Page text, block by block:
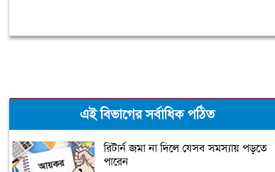
এই বিভাগের সর্বাধিক পঠিত
রিটার্ন জমা না দিলে যেসব সমস্যায় পড়তে
পারেন